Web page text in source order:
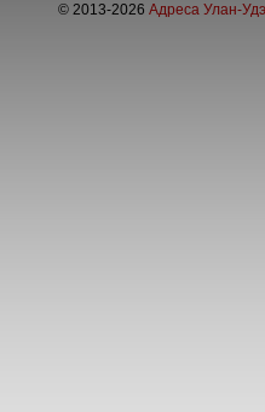
© 2013-2026 Адреса Улан-Удэ